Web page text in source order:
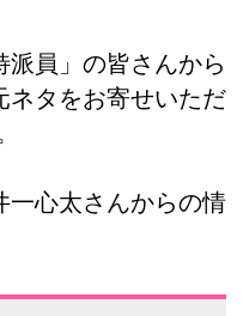
員」の皆さんから
ネタをお寄せいただ
一心太さんからの情